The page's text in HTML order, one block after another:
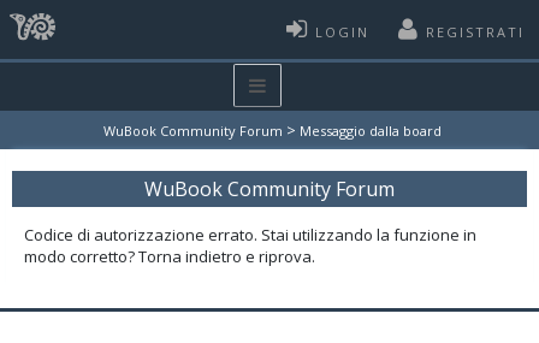
LOGIN REGISTRATI
WuBook Community Forum > Messaggio dalla board
WuBook Community Forum
Codice di autorizzazione errato. Stai utilizzando la funzione in
modo corretto? Torna indietro e riprova.